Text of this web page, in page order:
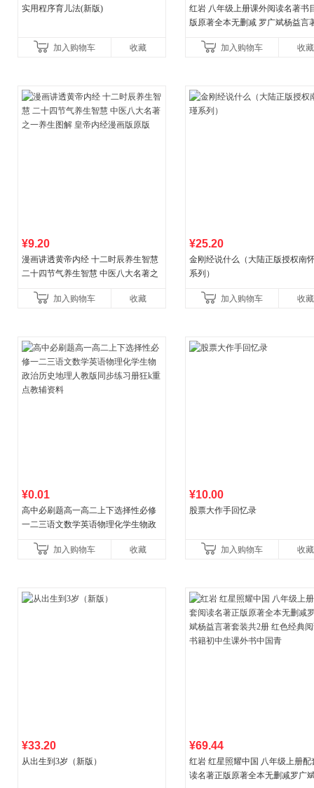
实用程序育儿法(新版)
加入购物车 收藏
红岩 八年级上册课外阅读名著书
版原著全本无删减 罗广斌杨益言
国青年出版社加入购物车 收藏
¥9.20
漫画讲透黄帝内经 十二时辰养生智慧
二十四节气养生智慧 中医八大名著之
加入购物车
收藏
¥25.20
金刚经说什么（大陆正版授权南
系列）
加入购物车 收藏
¥0.01
高中必刷题高一高二上下选择性必修
一二三语文数学英语物理化学生物政
教辅资料加入购物车 收藏
¥10.00
股票大作手回忆录
加入购物车 收藏
¥33.20
从出生到3岁（新版）
¥69.44
红岩 红星照耀中国 八年级上册配
读名著正版原著全本无删减罗广